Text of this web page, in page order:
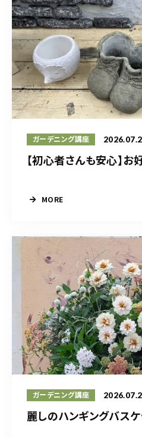
ガーデニング講座
【初心者さんも安心】
MORE
ガーデニング講座
麗しのハンギングバス